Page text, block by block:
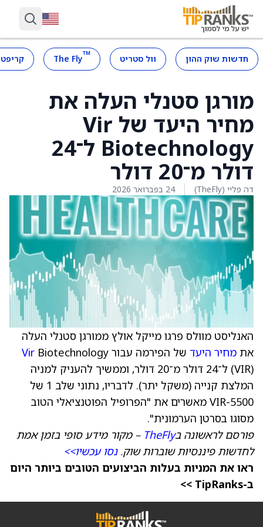
חדשות שוק ההון וול סטריט ™
The Fly
מורגן סטנלי העלה את
מחיר היעד של Vir
Biotechnology ל־24
דולר מ־20 דולר
דה פליי (TheFly) 24 בפברואר 2026
האנליסט מוולס פרגו מייקל אולץ ממורגן סטנלי העלה
את מחיר היעד של הפירמה עבור Vir Biotechnology
(VIR) ל־24 דולר מ־20 דולר, וממשיך להעניק למניה
המלצת קנייה (משקל יתר). לדבריו, נתוני שלב 1 של
VIR-5500 מאשרים את "הפרופיל הפוטנציאלי הטוב
מסוגו בסרטן הערמונית".
פורסם לראשונה בTheFly – מקור מידע סופי בזמן אמת
לחדשות פיננסיות שוברות שוק.נסו עכשיו>>
ראו את המניות בעלות הביצועים הטובים ביותר היום
ב-TipRanks >>